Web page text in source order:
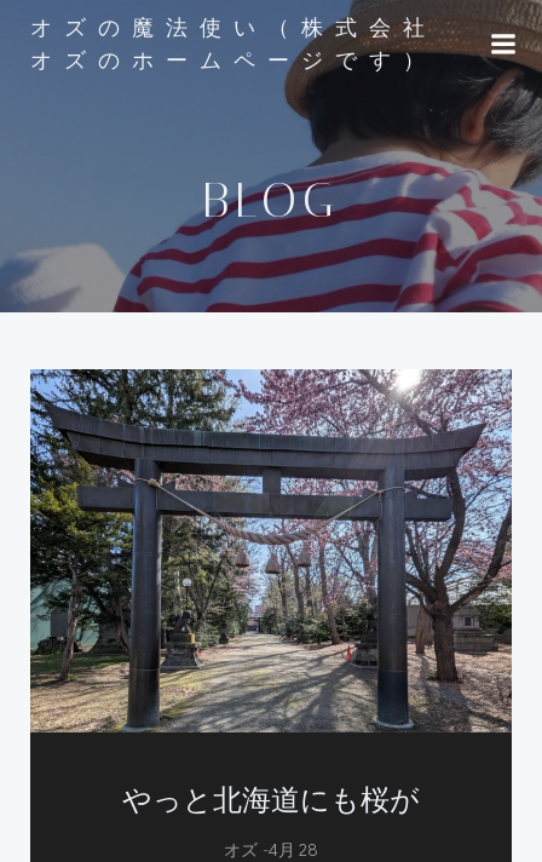
ン
テ
ン
ス
キ
プ
オズの魔法使い（株式会社
オズのホームページです）
BLOG
やっと北海道にも桜が
オズ -4月 28